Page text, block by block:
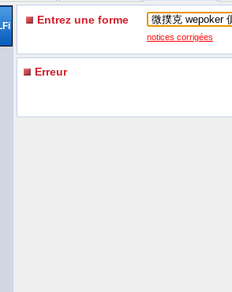
Entrez une forme
notices corrigées
Erreur